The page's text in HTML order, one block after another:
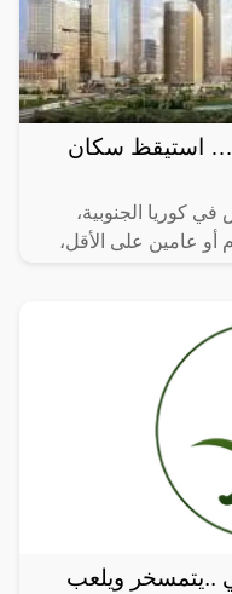
… استيقظ سكان
شخص في كوريا الجنوبية،
أو عامين على الأقل،
..يتمسخر ويلعب